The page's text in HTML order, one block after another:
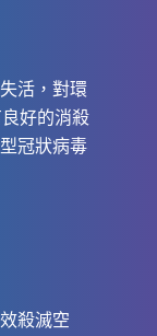
活，對環
好的消殺
冠狀病毒
殺滅空